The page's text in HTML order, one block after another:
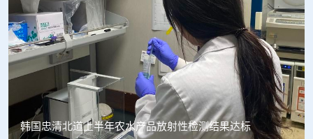
韩国忠清北道上半年农水产品放射性检测结果达标